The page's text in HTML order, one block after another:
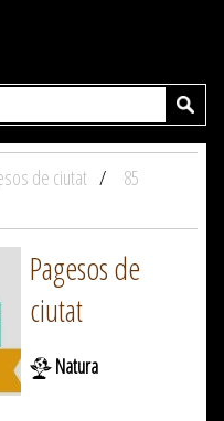
de ciutat
85
Pagesos de
ciutat
Natura